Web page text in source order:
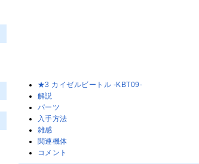
★3 カイゼルビートル -KBT09-
解説
パーツ
入手方法
雑感
関連機体
コメント